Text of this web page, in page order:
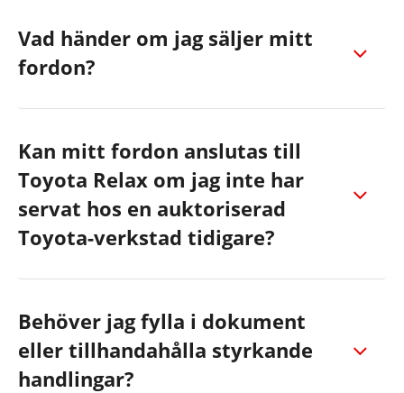
Vad händer om jag säljer mitt
fordon?
Kan mitt fordon anslutas till
Toyota Relax om jag inte har
servat hos en auktoriserad
Toyota-verkstad tidigare?
Behöver jag fylla i dokument
eller tillhandahålla styrkande
handlingar?